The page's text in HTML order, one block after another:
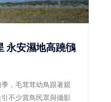
，毛茸茸幼鳥跟著親
不少賞鳥民眾與攝影